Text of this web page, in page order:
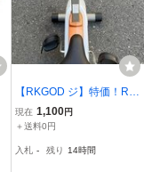
【RKGOD ジ】特価！RE
MARK/リマーク/フィット
ネスバイク/FB-170HP/中
社近隣配達も可
現在 1,100円
＋送料0円
入札 - 残り 14時間